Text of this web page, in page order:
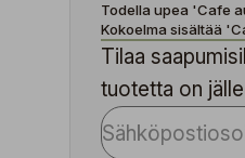
Todella upea 'Cafe
Kokoelma sisältää
Tilaa
tuotetta on